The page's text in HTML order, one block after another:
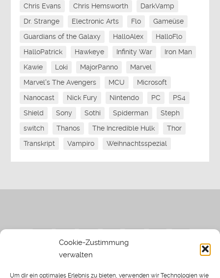
Cookie-Zustimmung
verwalten
Um dir ein optimales Erlebnis zu bieten, verwenden wir Technologien wie
Chris Evans
Chris Hemsworth
DarkVamp
Dr. Strange
Electronic Arts Flo
Gameüse
Guardians of the Galaxy
HalloAlex
HalloFlo
HalloPatrick
Hawkeye Infinity War
Iron Man
Kawie
Loki MajorPanno
Marvel
Marvel's The Avengers
MCU
Microsoft
Nanocast
Nick Fury Nintendo PC
PS4
Shield
Sony Sothi Spiderman
Steph
switch
Thanos The Incredible Hulk
Thor
Transkript
Vampiro Weihnachtsspezial